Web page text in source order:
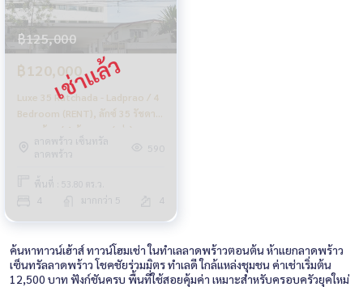
฿125,000
฿120,000
Luxe 35 Ratchada - Ladprao / 4
Bedroom (RENT), ลักซ์ 35 รัชดา -
ลาดพร้าว / 4 ห้องนอน (เช่า)
MEAW421
ลาดพร้าว เซ็นทรัล
ลาดพร้าว
590
พื้นที่ : 53.80 ตร.ว.
4 มากกว่า 5 4
ค้นหาทาวน์เฮ้าส์ ทาวน์โฮมเช่า ในทำเลลาดพร้าวตอนต้น ห้าแยกลาดพร้าว
เซ็นทรัลลาดพร้าว โชคชัยร่วมมิตร ทำเลดี ใกล้แหล่งชุมชน ค่าเช่าเริ่มต้น
12,500 บาท ฟังก์ชันครบ พื้นที่ใช้สอยคุ้มค่า เหมาะสำหรับครอบครัวยุคใหม่